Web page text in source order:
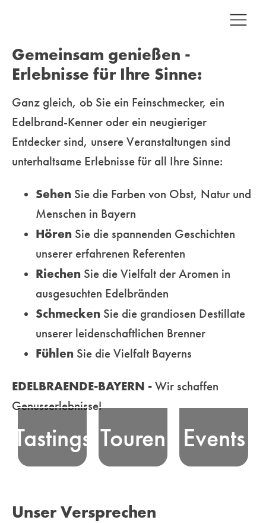
Gemeinsam genießen -
Erlebnisse für Ihre Sinne:
Ganz gleich, ob Sie ein Feinschmecker, ein
Edelbrand-Kenner oder ein neugieriger
Entdecker sind, unsere Veranstaltungen sind
unterhaltsame Erlebnisse für all Ihre Sinne:
Sehen Sie die Farben von Obst, Natur und
Menschen in Bayern
Hören Sie die spannenden Geschichten
unserer erfahrenen Referenten
Riechen Sie die Vielfalt der Aromen in
ausgesuchten Edelbränden
Schmecken Sie die grandiosen Destillate
unserer leidenschaftlichen Brenner
Fühlen Sie die Vielfalt Bayerns
EDELBRAENDE-BAYERN - Wir schaffen
Genusserlebnisse!
Tastings
Nehmen Sie an
unseren
moderierten
Tastings - in
ausgewählten
Locations oder
unterhaltsame
Touren
Erfahren Sie
die Essenz
bayerischer
Edelbrand-
unseren
unterhaltsamen
Genusstouren
durch die
Bayerns
Events
Edelbrand-Kultur
Bayern! Wir
vermitteln und
Unser Versprechen